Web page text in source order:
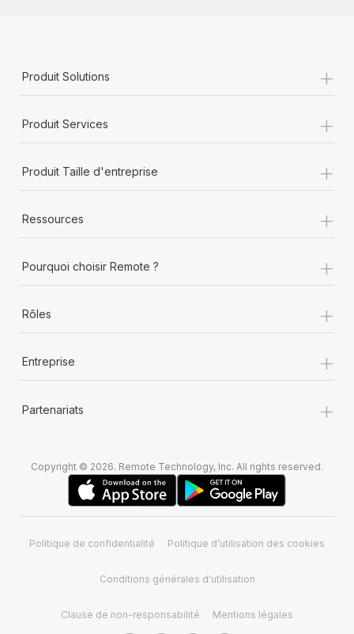
Produit Solutions +
Produit Services +
Produit Taille d'entreprise +
Ressources +
Pourquoi choisir Remote ? +
Rôles +
Entreprise +
Partenariats +
Copyright © 2026. Remote Technology, Inc. All rights reserved.
Politique de confidentialité Politique d’utilisation des cookies
Conditions générales d'utilisation
Clause de non-responsabilité Mentions légales